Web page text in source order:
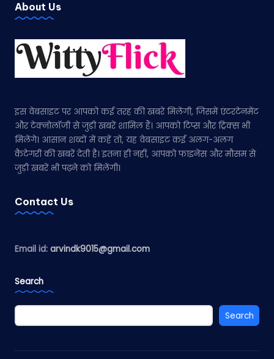
About Us
इस वेबसाइट पर आपको कई तरह की खबरें मिलेंगी, जिसमें एंटरटेनमेंट
और टेक्नोलॉजी से जुड़ी खबरें शामिल हैं। आपको टिप्स और ट्रिक्स भी
मिलेंगे। आसान शब्दों में कहें तो, यह वेबसाइट कई अलग-अलग
कैटेगरी की खबरें देती है। इतना ही नहीं, आपको फाइनेंस और मौसम से
जुड़ी खबरें भी पढ़ने को मिलेंगी।
Contact Us
Email id: arvindk9015@gmail.com
Search
Search